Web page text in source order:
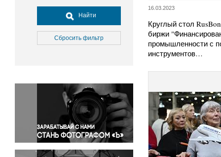
Досуг, туризм и отдых
Культура
Медицина
Окружающая среда
Политика
Правосудие
Происшествия и конфликты
Религия
Светская жизнь
Найти
Сбросить фильтр
16.03.2023
Круглый стол
биржи
промышленности с
инструментов…